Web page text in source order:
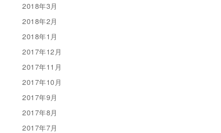
2018年3月
2018年2月
2018年1月
2017年12月
2017年11月
2017年10月
2017年9月
2017年8月
2017年7月